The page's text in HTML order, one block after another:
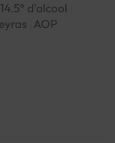
14.5° d'alcool
AOP